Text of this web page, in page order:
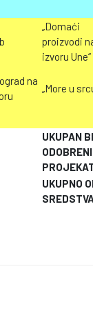
„Domaći
proizvodi
izvoru Une“
na
„More u
UKUPAN
UKUPNO
KAPITAL